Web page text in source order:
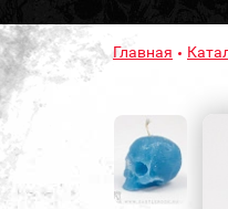
Главная